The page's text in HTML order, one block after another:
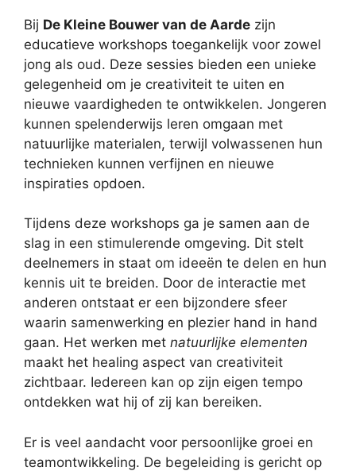
Bij De Kleine Bouwer van de Aarde zijn
educatieve workshops toegankelijk voor zowel
jong als oud. Deze sessies bieden een unieke
gelegenheid om je creativiteit te uiten en
nieuwe vaardigheden te ontwikkelen. Jongeren
kunnen spelenderwijs leren omgaan met
natuurlijke materialen, terwijl volwassenen hun
technieken kunnen verfijnen en nieuwe
inspiraties opdoen.
Tijdens deze workshops ga je samen aan de
slag in een stimulerende omgeving. Dit stelt
deelnemers in staat om ideeën te delen en hun
kennis uit te breiden. Door de interactie met
anderen ontstaat er een bijzondere sfeer
waarin samenwerking en plezier hand in hand
gaan. Het werken met natuurlijke elementen
maakt het healing aspect van creativiteit
zichtbaar. Iedereen kan op zijn eigen tempo
ontdekken wat hij of zij kan bereiken.
Er is veel aandacht voor persoonlijke groei en
teamontwikkeling. De begeleiding is gericht op